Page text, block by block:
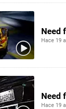
Need
Hace 19
Need
Hace 19